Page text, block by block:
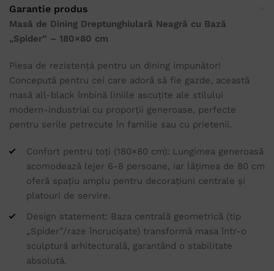
Garantie produs
Masă de Dining Dreptunghiulară Neagră cu Bază
„Spider” – 180×80 cm
Piesa de rezistență pentru un dining impunător!
Concepută pentru cei care adoră să fie gazde, această
masă all-black îmbină liniile ascuțite ale stilului
modern-industrial cu proporții generoase, perfecte
pentru serile petrecute în familie sau cu prietenii.
Confort pentru toți (180×80 cm): Lungimea generoasă
acomodează lejer 6-8 persoane, iar lățimea de 80 cm
oferă spațiu amplu pentru decorațiuni centrale și
platouri de servire.
Design statement: Baza centrală geometrică (tip
„Spider”/raze încrucișate) transformă masa într-o
sculptură arhitecturală, garantând o stabilitate
absolută.